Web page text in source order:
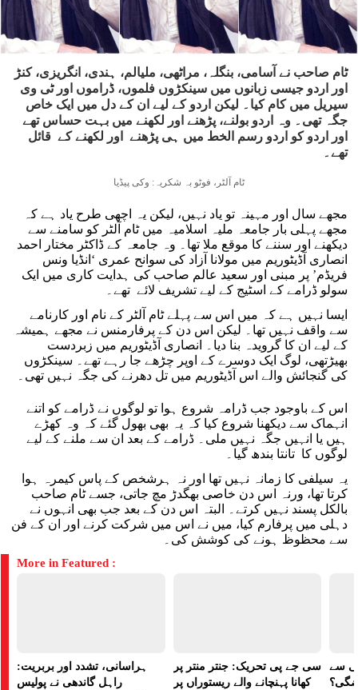
ٹام صاحب نے آسامی، بنگلہ، مراٹھی، ملیالم، ہندی، انگریزی، کنڑ
اور اردو جیسی زبانوں میں سینکڑوں فلموں، ڈراموں اور ٹی وی
سیریل میں کام کیا۔ لیکن اردو کے لیے ان کے دل میں ایک خاص
جگہ تھی۔ وہ اردو بولنے، پڑھنے اور لکھنے میں بہت حساس تھے
اور اردو کو اردو رسم الخط میں ہی پڑھنے اور لکھنے کے قائل
تھے۔
ٹام آلٹر، فوٹو بہ شکریہ: وکی پیڈیا
مجھے سال اور مہینہ تو یاد نہیں، لیکن یہ اچھی طرح یاد ہے کہ
مجھے پہلی بار جامعہ ملیہ اسلامیہ میں ٹام آلٹر کو سامنے سے
دیکھنے اور سننے کا موقع ملا تھا۔ وہ جامعہ کے ڈاکٹر مختار احمد
انصاری آڈیٹوریم میں مولانا آزاد کی سوانح عمری ‘انڈیا ونس
فریڈم’ پر مبنی اور سعید عالم صاحب کی ہدایت کاری میں ایک
سولو ڈرامے کے اسٹیج کے لیے تشریف لائے تھے۔
ایسا نہیں ہے کہ میں اس سے پہلے ٹام آلٹر کے نام اور کارنامے
سے واقف نہیں تھا۔ لیکن اس دن کے پرفارمنس نے مجھے ہمیشہ
کے لیے ان کا گرویدہ بنا دیا۔ انصاری آڈیٹوریم میں زبردست
بھیڑتھی، لوگ ایک دوسرے کے اوپر چڑھے جا رہے تھے۔ سینکڑوں
کی گنجائش والے اس آڈیٹوریم میں تل دھرنے کی جگہ نہیں تھی۔
اس کے باوجود جب ڈرامہ شروع ہوا تو لوگوں نے ڈرامے کو اتنے
انہماک سے دیکھنا شروع کیا کہ یہ بھی بھول گئے کہ وہ کھڑے
ہیں یا انہیں جگہ نہیں ملی۔ ڈرامے کے بعد ان سے ملنے کے لیے
لوگوں کا تانتا بندھ گیا۔
یہ سیلفی کا زمانہ نہیں تھا اور نہ ہرشخص کے پاس کیمرہ ہوا
کرتا تھا، ورنہ اس دن خاصی بھگدڑ مچ جاتی، جسے ٹام صاحب
بالکل پسند نہیں کرتے۔ البتہ اس دن کے بعد جب بھی انہوں نے
دہلی میں پرفارم کیا، میں نے اس میں شرکت کرنے اور ان کے فن
سے محظوظ ہونے کی کوشش کی۔
More in Featured :
ہراسانی، تشدد اور بربریت:
راہل گاندھی نے پولیس
سی جے پی تحریک: جنتر منتر پر
کھانا پہنچانے والے ریستوراں پر
سے